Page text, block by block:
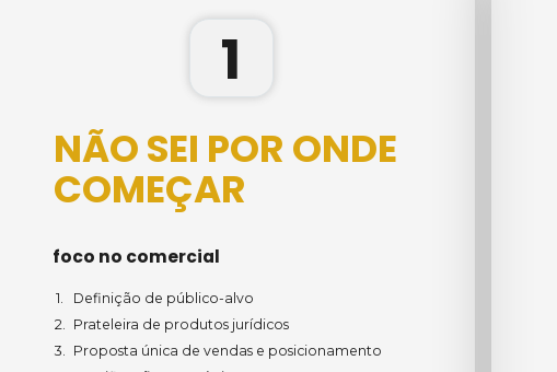
1
NÃO SEI POR ONDE
COMEÇAR
foco no comercial
Definição de público-alvo
Prateleira de produtos jurídicos
Proposta única de vendas e posicionamento